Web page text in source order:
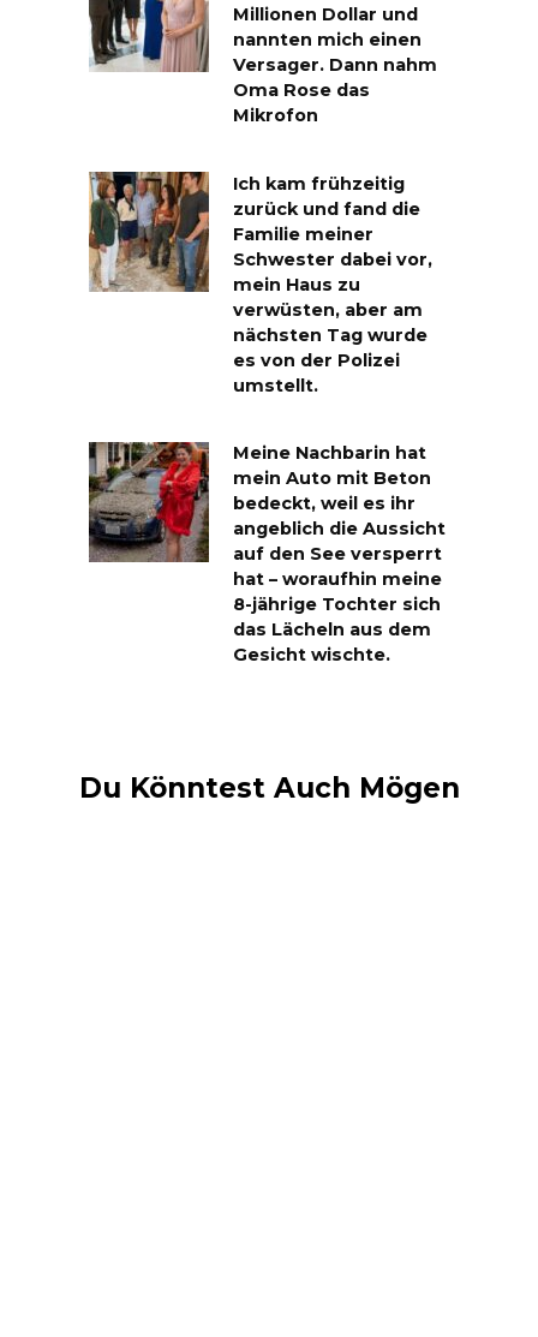
Millionen Dollar und
nannten mich einen
Versager. Dann nahm
Oma Rose das
Mikrofon
Ich kam frühzeitig
zurück und fand die
Familie meiner
Schwester dabei vor,
mein Haus zu
verwüsten, aber am
nächsten Tag wurde
es von der Polizei
umstellt.
Meine Nachbarin hat
mein Auto mit Beton
bedeckt, weil es ihr
angeblich die Aussicht
auf den See versperrt
hat – woraufhin meine
8-jährige Tochter sich
das Lächeln aus dem
Gesicht wischte.
Du Könntest Auch Mögen